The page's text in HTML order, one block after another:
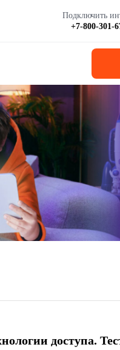
Подключить
+7-800-301-
доступа.